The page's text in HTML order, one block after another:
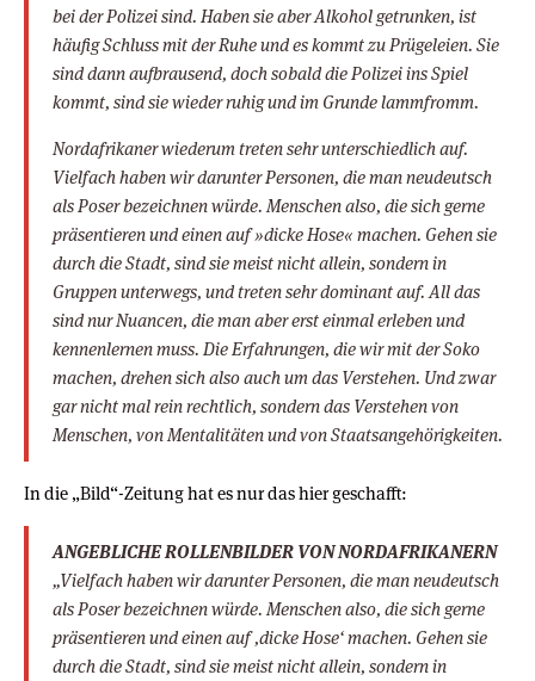
bei der Polizei sind. Haben sie aber Alkohol getrunken, ist
häufig Schluss mit der Ruhe und es kommt zu Prügeleien. Sie
sind dann aufbrausend, doch sobald die Polizei ins Spiel
kommt, sind sie wieder ruhig und im Grunde lammfromm.
Nordafrikaner wiederum treten sehr unterschiedlich auf.
Vielfach haben wir darunter Personen, die man neudeutsch
als Poser bezeichnen würde. Menschen also, die sich gerne
präsentieren und einen auf »dicke Hose« machen. Gehen sie
durch die Stadt, sind sie meist nicht allein, sondern in
Gruppen unterwegs, und treten sehr dominant auf. All das
sind nur Nuancen, die man aber erst einmal erleben und
kennenlernen muss. Die Erfahrungen, die wir mit der Soko
machen, drehen sich also auch um das Verstehen. Und zwar
gar nicht mal rein rechtlich, sondern das Verstehen von
Menschen, von Mentalitäten und von Staatsangehörigkeiten.
In die „Bild“-Zeitung hat es nur das hier geschafft:
ANGEBLICHE ROLLENBILDER VON NORDAFRIKANERN
„Vielfach haben wir darunter Personen, die man neudeutsch
als Poser bezeichnen würde. Menschen also, die sich gerne
präsentieren und einen auf ,dicke Hose‘ machen. Gehen sie
durch die Stadt, sind sie meist nicht allein, sondern in